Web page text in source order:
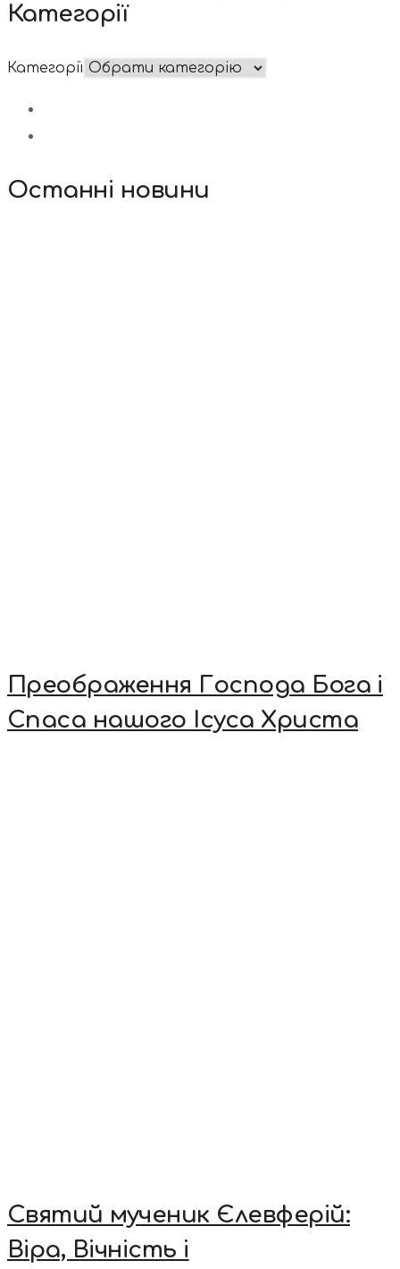
Категорії
Категорії
Останні новини
Преображення Господа Бога і
Спаса нашого Ісуса Христа
Святий мученик Єлевферій:
Віра, Вічність і